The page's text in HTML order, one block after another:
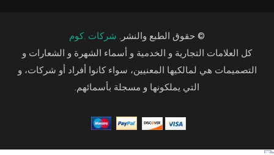
© حقوق الطبع والنشر. شركات .كوم
كل العلامات التجارية و الخدمية و أسماء الشهرة و الشعارات و
التصميمات هي لمالكيها المعنيين، سواء كانوا أفراد أو شركات، و
التي يملكونها و مسجلة بأسمائهم.